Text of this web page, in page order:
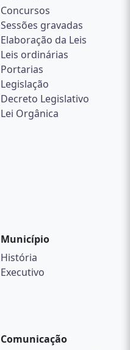
Concursos
Sessões gravadas
Elaboração da Leis
Leis ordinárias
Portarias
Legislação
Decreto Legislativo
Lei Orgânica
Município
História
Executivo
Comunicação